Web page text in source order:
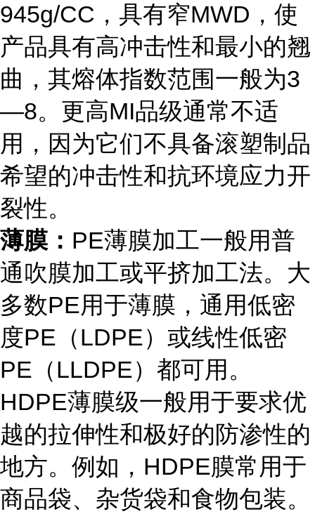
945g/CC，具有窄MWD，使
产品具有高冲击性和最小的翘
曲，其熔体指数范围一般为3
—8。更高MI品级通常不适
用，因为它们不具备滚塑制品
希望的冲击性和抗环境应力开
裂性。
薄膜： PE薄膜加工一般用普
通吹膜加工或平挤加工法。大
多数PE用于薄膜，通用低密
度PE（LDPE）或线性低密
PE（LLDPE）都可用。
HDPE薄膜级一般用于要求优
越的拉伸性和极好的防渗性的
地方。例如，HDPE膜常用于
商品袋、杂货袋和食物包装。